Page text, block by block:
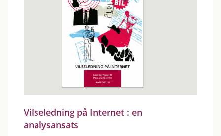
Vilseledning på Internet : en
analysansats